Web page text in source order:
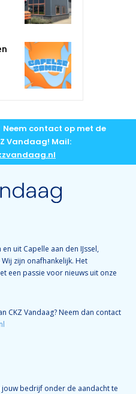
Neem contact op met de
Vandaag! Mail:
uit Capelle aan den IJssel,
zijn onafhankelijk. Het
een passie voor nieuws uit onze
CKZ Vandaag? Neem dan contact
jouw bedrijf onder de aandacht te